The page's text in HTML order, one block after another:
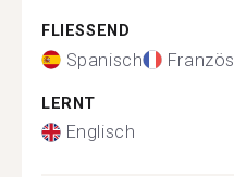
FLIESSEND
Spanisch
LERNT
Englisch